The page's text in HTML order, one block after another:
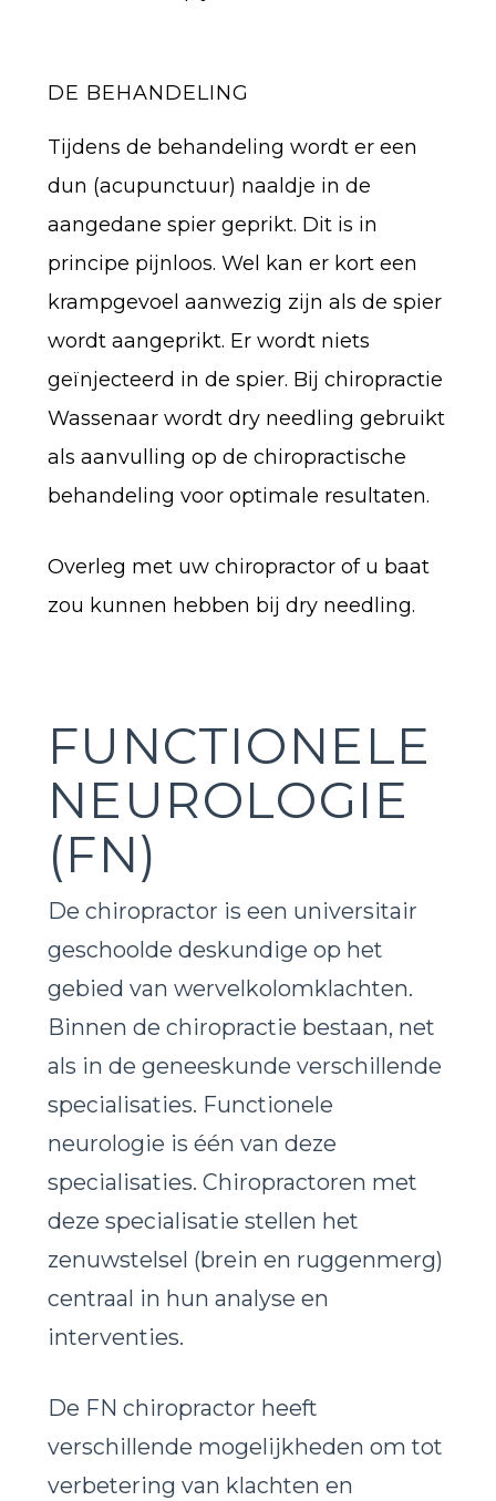
DE BEHANDELING
Tijdens de behandeling wordt er een
dun (acupunctuur) naaldje in de
aangedane spier geprikt. Dit is in
principe pijnloos. Wel kan er kort een
krampgevoel aanwezig zijn als de spier
wordt aangeprikt. Er wordt niets
geïnjecteerd in de spier. Bij chiropractie
Wassenaar wordt dry needling gebruikt
als aanvulling op de chiropractische
behandeling voor optimale resultaten.
Overleg met uw chiropractor of u baat
zou kunnen hebben bij dry needling.
FUNCTIONELE
NEUROLOGIE
(FN)
De chiropractor is een universitair
geschoolde deskundige op het
gebied van wervelkolomklachten.
Binnen de chiropractie bestaan, net
als in de geneeskunde verschillende
specialisaties. Functionele
neurologie is één van deze
specialisaties. Chiropractoren met
deze specialisatie stellen het
zenuwstelsel (brein en ruggenmerg)
centraal in hun analyse en
interventies.
De FN chiropractor heeft
verschillende mogelijkheden om tot
verbetering van klachten en